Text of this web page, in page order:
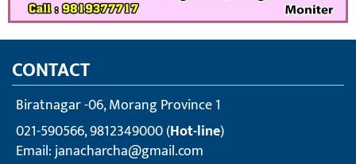
CONTACT
Biratnagar -06, Morang Province 1
021-590566, 9812349000 (Hot-line)
Email:janacharcha@gmail.com